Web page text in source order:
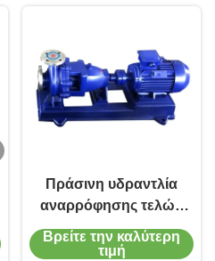
Πράσινη υδραντλία
αναρρόφησης τελών
αντλιών προσβολής
του πυρός κλιματισμού
Βρείτε την καλύτερη
τιμή